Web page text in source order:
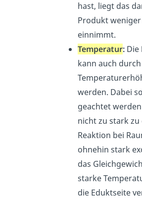
hast, liegt das
Produkt
einnimmt.
Temperatur: Die
kann auch
werden. Dabei
geachtet
nicht zu stark
Reaktion bei
ohnehin stark
das
starke
die Eduktseite